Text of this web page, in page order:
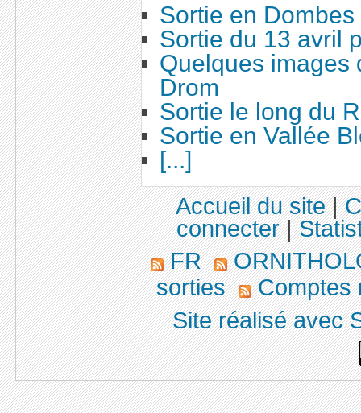
Sortie en
Sortie du 13 avril
Quelques images
Drom
Sortie le long du
Sortie en Vallée
[...]
Accueil du site|
connecter|
FR
sorties
Comptes
Site réalisé avec